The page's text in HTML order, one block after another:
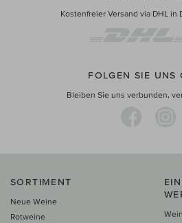
Kostenfreier Versand via DHL in
FOLGEN SIE UNS
Bleiben Sie uns verbunden,
SORTIMENT
Neue Weine
Rotweine